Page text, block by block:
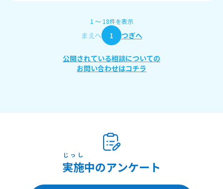
て、一回先生を通して一応みんなと解決？したんです。
で、Mちゃんたちに一緒にこれからあそぼって言ってくれ
たけど結局2：1になって。その2人はその後も喧嘩したり
して、結局最後も喧嘩したんです。そしてSちゃんは元々1
学期終わったら転校が決まっていて…結局喧嘩したまま終
わったのかな？みたいなことがあったんです。そして1学期
仲良い子は、近所でIちゃんって言う子がいるけど、でもそ
の子は、ちょっと色々あって学校に来づらくて、、週3しか
来れないんです。だから、やっぱり1人の時間が多くて、、
でもあんまり1人は好きじゃなくて。私、二学期も不安
で、、どうしたらいいんでしょうか？長文読んでくれてあ
りがとうございます。よかったら、返事待ってます
1 〜 18件を表示
まえへ 1 つぎへ
公開されている相談についての
お問い合わせはコチラ
実施
じっし
中のアンケート